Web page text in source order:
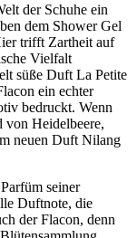
der Schuhe ein
dem Shower Gel
trifft Zartheit auf
Vielfalt
süße Duft La Petite
ein echter
bedruckt. Wenn
Heidelbeere,
neuen Duft Nilang
seiner
Duftnote, die
der Flacon, denn